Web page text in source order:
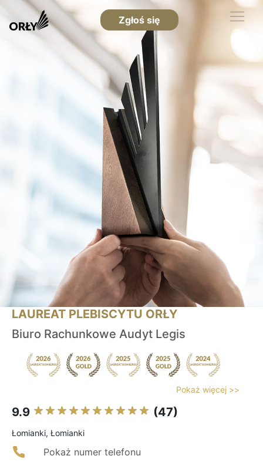
Zgłoś się
LAUREAT PLEBISCYTU ORŁY
Biuro Rachunkowe Audyt Legis
Pokaż więcej >>
9.9 (47)
Łomianki, Łomianki
Pokaż numer telefonu